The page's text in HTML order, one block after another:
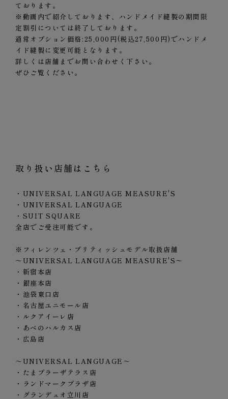
ております。
※動画内で紹介しております、ハンドメイド縫製の期間限
定割引については終了しております。
通常オプション価格:25,000円(税込27,500円)でハンドメ
イド縫製に変更可能となります。
詳しくは店舗までお問い合わせく下さい。
ぜひご覧ください。
取り扱い店舗はこちら
・UNIVERSAL LANGUAGE MEASURE'S
・UNIVERSAL LANGUAGE
・SUIT SQUARE
全店でご受注可能です。
※フィレンツェ・ブリティッシュモデル取扱店舗
～UNIVERSAL LANGUAGE MEASURE'S～
・新宿本店
・銀座本店
・池袋東口店
・名古屋ユニモール店
・ルクアイーレ店
・あべのハルカス店
・広島店
～UNIVERSAL LANGUAGE～
・たまプラーザテラス店
・ランドマークプラザ店
・グランデュオ立川店